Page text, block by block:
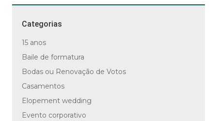
Categorias
15 anos
Baile de formatura
Bodas ou Renovação de Votos
Casamentos
Elopement wedding
Evento corporativo